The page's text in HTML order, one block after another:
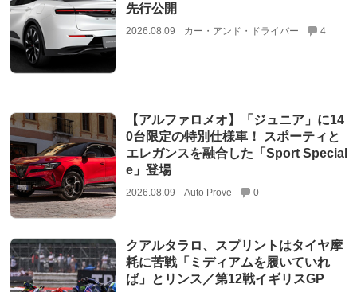
先行公開
2026.08.09 カー・アンド・ドライバー 4
【アルファロメオ】「ジュニア」に14
0台限定の特別仕様車！ スポーティと
エレガンスを融合した「Sport Special
e」登場
2026.08.09 Auto Prove 0
クアルタラロ、スプリントはタイヤ摩
耗に苦戦「ミディアムを履いていれ
ば」とリンス／第12戦イギリスGP